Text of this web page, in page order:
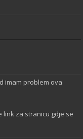
imam problem ova
link za stranicu gdje se